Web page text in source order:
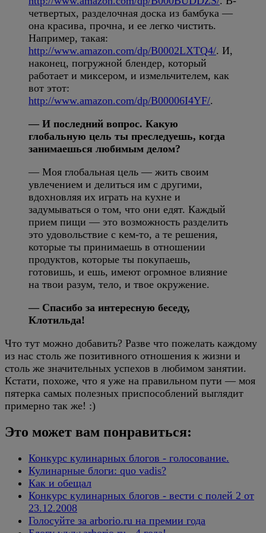
четвертых, разделочная доска из бамбука —
она красива, прочна, и ее легко чистить.
Например, такая:
http://www.amazon.com/dp/B0002LXTQ4/. И,
наконец, погружной блендер, который
работает и миксером, и измельчителем, как
вот этот:
http://www.amazon.com/dp/B00006I4YF/.
— И последний вопрос. Какую
глобальную цель ты преследуешь, когда
занимаешься любимым делом?
— Моя глобальная цель — жить своим
увлечением и делиться им с другими,
вдохновляя их играть на кухне и
задумываться о том, что они едят. Каждый
прием пищи — это возможность разделить
это удовольствие с кем-то, а те решения,
которые ты принимаешь в отношении
продуктов, которые ты покупаешь,
готовишь, и ешь, имеют огромное влияние
на твои разум, тело, и твое окружение.
— Спасибо за интересную беседу,
Клотильда!
Что тут можно добавить? Разве что пожелать каждому
из нас столь же позитивного отношения к жизни и
столь же значительных успехов в любимом занятии.
Кстати, похоже, что я уже на правильном пути — моя
пятерка самых полезных приспособлений выглядит
примерно так же! :)
Это может вам понравиться:
Конкурс кулинарных блогов - голосование.
Кулинарные блоги: quo vadis?
Как и обещал
Конкурс кулинарных блогов - вести с полей 2 от
23.12.2008
Голосуйте за arborio.ru на премии года